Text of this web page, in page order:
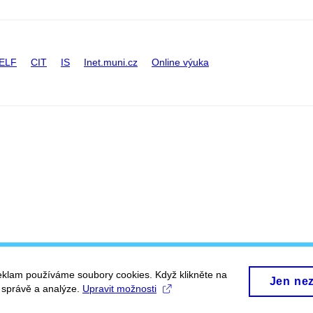
CIT IS Inet.muni.cz Online výuka
používáme soubory cookies. Když klikněte na
a analýze. Upravit možnosti
Jen